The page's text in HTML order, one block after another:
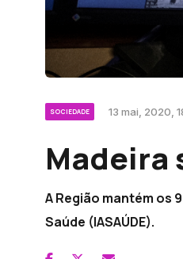
SOCIEDADE 13 mai, 2020,
Madeira
A Região mantém os
Saúde (IASAÚDE).